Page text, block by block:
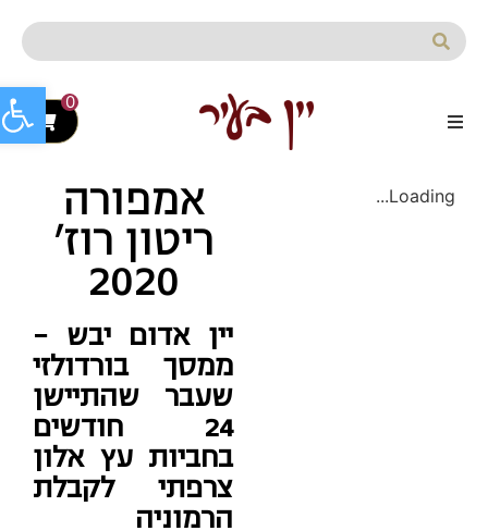
0
Loading... אמפורה
ריטון רוז'
2020
יין אדום יבש –
ממסך בורדולזי
שעבר שהתיישן
24 חודשים
בחביות עץ אלון
צרפתי לקבלת
הרמוניה
פתח